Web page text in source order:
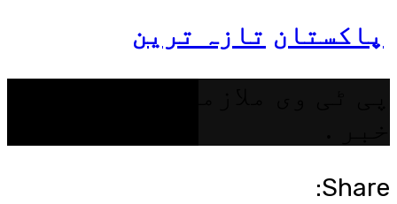
پاکستان تازہ ترین
Share: